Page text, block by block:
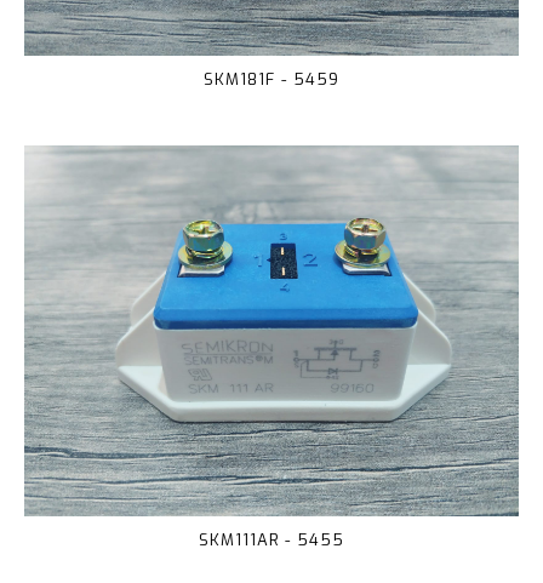
SKM181F - 5459
SKM111AR - 5455